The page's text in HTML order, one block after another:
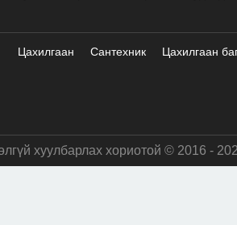
Цахилгаан Сантехник Цахилгаан
хуулбарлах хориотой © 2016 -